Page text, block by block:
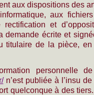
aux dispositions des
aux
rectification et
demande écrite et
titulaire de la pièce,
personnelle
n’est publiée à l’insu
quelconque à des